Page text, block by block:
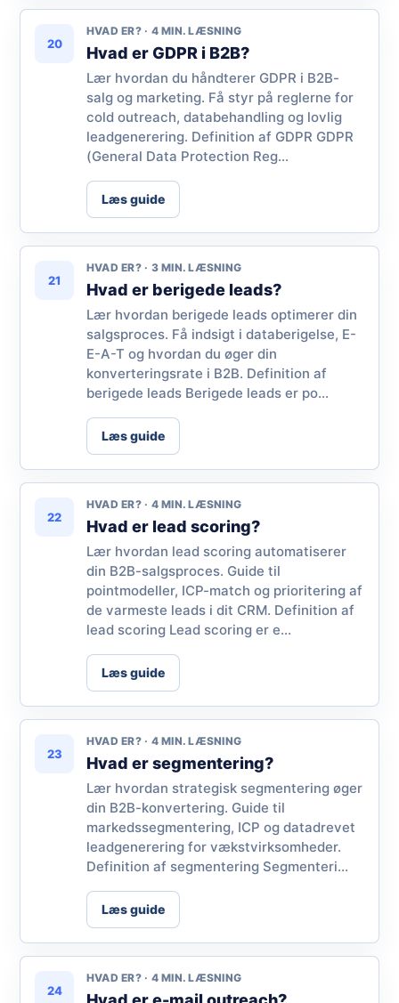
20
HVAD ER? · 4 MIN. LÆSNING
Hvad er GDPR i B2B?
Lær hvordan du håndterer GDPR i B2B-
salg og marketing. Få styr på reglerne for
cold outreach, databehandling og lovlig
leadgenerering. Definition af GDPR GDPR
(General Data Protection Reg...
Læs guide
21
HVAD ER? · 3 MIN. LÆSNING
Hvad er berigede leads?
Lær hvordan berigede leads optimerer din
salgsproces. Få indsigt i databerigelse, E-
E-A-T og hvordan du øger din
konverteringsrate i B2B. Definition af
berigede leads Berigede leads er po...
Læs guide
22
HVAD ER? · 4 MIN. LÆSNING
Hvad er lead scoring?
Lær hvordan lead scoring automatiserer
din B2B-salgsproces. Guide til
pointmodeller, ICP-match og prioritering af
de varmeste leads i dit CRM. Definition af
lead scoring Lead scoring er e...
Læs guide
23
HVAD ER? · 4 MIN. LÆSNING
Hvad er segmentering?
Lær hvordan strategisk segmentering øger
din B2B-konvertering. Guide til
markedssegmentering, ICP og datadrevet
leadgenerering for vækstvirksomheder.
Definition af segmentering Segmenteri...
Læs guide
24
HVAD ER? · 4 MIN. LÆSNING